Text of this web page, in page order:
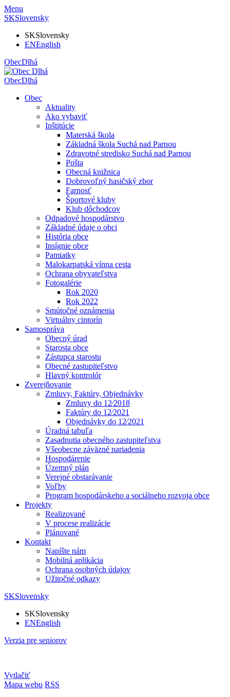
Menu
SKSlovensky
SKSlovensky
ENEnglish
ObecDlhá
ObecDlhá
Obec
Aktuality
Ako vybaviť
Inštitúcie
Materská škola
Základná škola Suchá nad Parnou
Zdravotné stredisko Suchá nad Parnou
Pošta
Obecná knižnica
Dobrovoľný hasičský zbor
Farnosť
Športové kluby
Klub dôchodcov
Odpadové hospodárstvo
Základné údaje o obci
História obce
Insígnie obce
Pamiatky
Malokarpatská vínna cesta
Ochrana obyvateľstva
Fotogalérie
Rok 2020
Rok 2022
Smútočné oznámenia
Virtuálny cintorín
Samospráva
Obecný úrad
Starosta obce
Zástupca starostu
Obecné zastupiteľstvo
Hlavný kontrolór
Zverejňovanie
Zmluvy, Faktúry, Objednávky
Zmluvy do 12⁄2018
Faktúry do 12⁄2021
Objednávky do 12⁄2021
Úradná tabuľa
Zasadnutia obecného zastupiteľstva
Všeobecne záväzné nariadenia
Hospodárenie
Územný plán
Verejné obstarávanie
Voľby
Program hospodárskeho a sociálneho rozvoja obce
Projekty
Realizované
V procese realizácie
Plánované
Kontakt
Napíšte nám
Mobilná aplikácia
Ochrana osobných údajov
Užitočné odkazy
SKSlovensky
SKSlovensky
ENEnglish
Verzia pre seniorov
Vytlačiť
Mapa webu RSS